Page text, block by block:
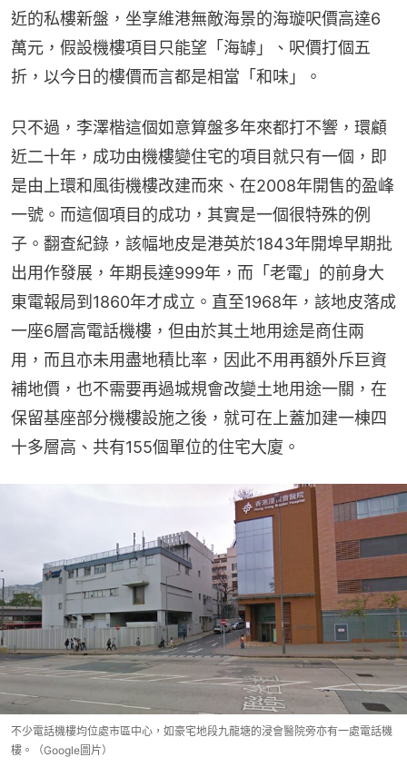
近的私樓新盤，坐享維港無敵海景的海璇呎價高達6
萬元，假設機樓項目只能望「海罅」、呎價打個五
折，以今日的樓價而言都是相當「和味」。
只不過，李澤楷這個如意算盤多年來都打不響，環顧
近二十年，成功由機樓變住宅的項目就只有一個，即
是由上環和風街機樓改建而來、在2008年開售的盈峰
一號。而這個項目的成功，其實是一個很特殊的例
子。翻查紀錄，該幅地皮是港英於1843年開埠早期批
出用作發展，年期長達999年，而「老電」的前身大
東電報局到1860年才成立。直至1968年，該地皮落成
一座6層高電話機樓，但由於其土地用途是商住兩
用，而且亦未用盡地積比率，因此不用再額外斥巨資
補地價，也不需要再過城規會改變土地用途一關，在
保留基座部分機樓設施之後，就可在上蓋加建一棟四
十多層高、共有155個單位的住宅大廈。
不少電話機樓均位處市區中心，如豪宅地段九龍塘的浸會醫院旁亦有一處電話機
樓。（Google圖片）